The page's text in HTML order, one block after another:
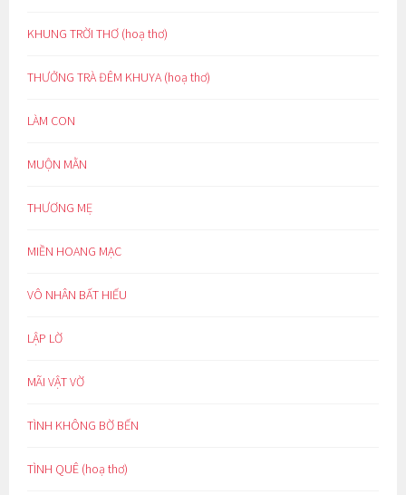
KHUNG TRỜI THƠ (hoạ thơ)
THƯỞNG TRÀ ĐÊM KHUYA (hoạ thơ)
LÀM CON
MUỘN MẰN
THƯƠNG MẸ
MIỀN HOANG MẠC
VÔ NHÂN BẤT HIẾU
LẬP LỜ
MÃI VẬT VỜ
TÌNH KHÔNG BỜ BẾN
TÌNH QUÊ (hoạ thơ)